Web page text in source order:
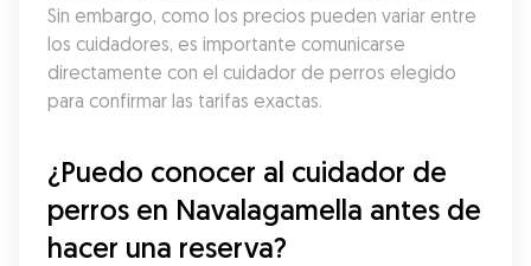
Sin embargo, como los precios pueden variar entre
los cuidadores, es importante comunicarse
directamente con el cuidador de perros elegido
para confirmar las tarifas exactas.
¿Puedo conocer al cuidador de
perros en Navalagamella antes de
hacer una reserva?